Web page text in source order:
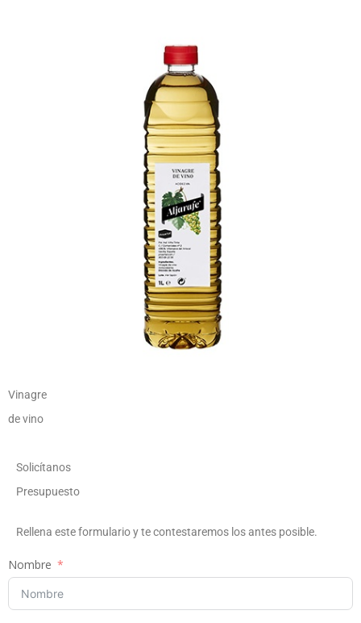
Vinagre
de vino
Solicítanos
Presupuesto
Rellena este formulario y te contestaremos los antes posible.
Nombre